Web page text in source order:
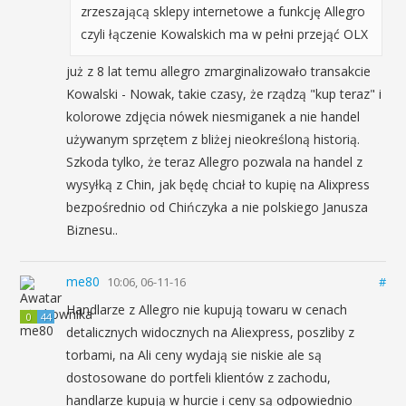
zrzeszającą sklepy internetowe a funkcję Allegro
czyli łączenie Kowalskich ma w pełni przejąć OLX
już z 8 lat temu allegro zmarginalizowało transakcie
Kowalski - Nowak, takie czasy, że rządzą "kup teraz" i
kolorowe zdjęcia nówek niesmiganek a nie handel
używanym sprzętem z bliżej nieokreśloną historią.
Szkoda tylko, że teraz Allegro pozwala na handel z
wysyłką z Chin, jak będę chciał to kupię na Alixpress
bezpośrednio od Chińczyka a nie polskiego Janusza
Biznesu..
0 44
me80 10:06, 06-11-16 #
Handlarze z Allegro nie kupują towaru w cenach
detalicznych widocznych na Aliexpress, poszliby z
torbami, na Ali ceny wydają sie niskie ale są
dostosowane do portfeli klientów z zachodu,
handlarze kupują w hurcie i ceny są odpowiednio